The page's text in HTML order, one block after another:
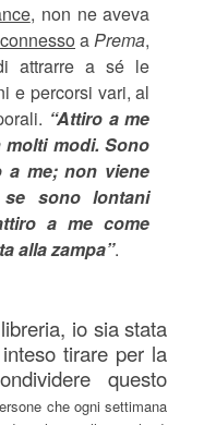
, non ne aveva
aPrema,
attrarre a sé le
e percorsi vari, al
“Attiro a me
modi. Sono
me; non viene
se sono lontani
a me come
alla zampa”.
io sia stata
tirare per la
questo
che ogni settimana